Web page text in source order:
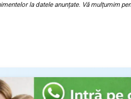
la datele anunțate. Vă mulțumim